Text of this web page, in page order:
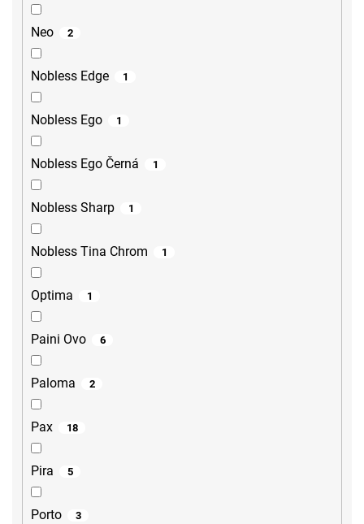
Neo 2
Nobless Edge 1
Nobless Ego 1
Nobless Ego Černá 1
Nobless Sharp 1
Nobless Tina Chrom 1
Optima 1
Paini Ovo 6
Paloma 2
Pax 18
Pira 5
Porto 3